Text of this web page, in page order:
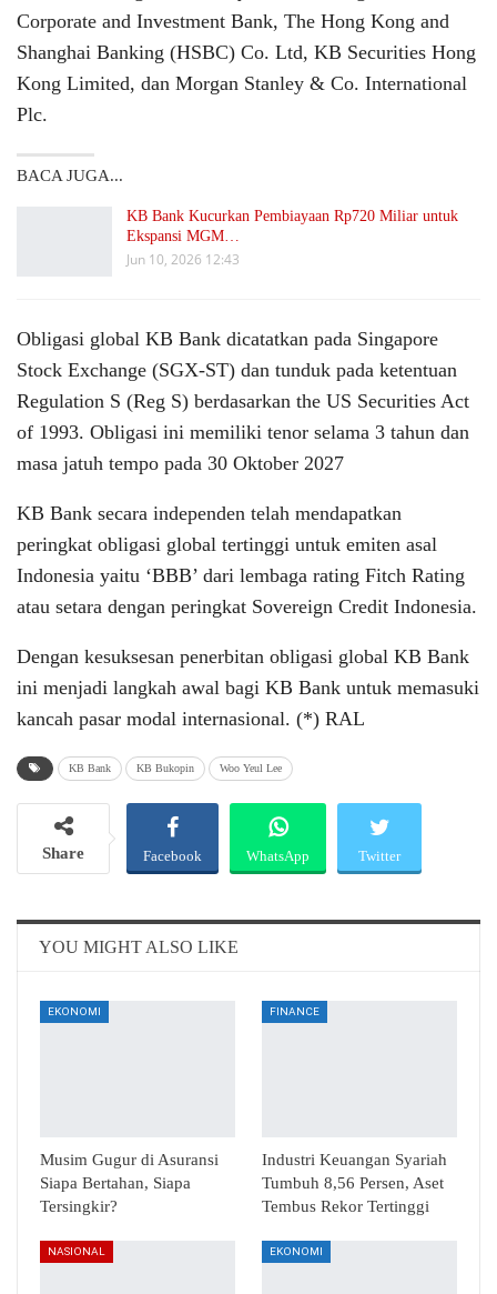
Corporate and Investment Bank, The Hong Kong and
Shanghai Banking (HSBC) Co. Ltd, KB Securities Hong
Kong Limited, dan Morgan Stanley & Co. International
Plc.
BACA JUGA...
KB Bank Kucurkan Pembiayaan Rp720 Miliar untuk
Ekspansi MGM…
Jun 10, 2026 12:43
Obligasi global KB Bank dicatatkan pada Singapore
Stock Exchange (SGX-ST) dan tunduk pada ketentuan
Regulation S (Reg S) berdasarkan the US Securities Act
of 1993. Obligasi ini memiliki tenor selama 3 tahun dan
masa jatuh tempo pada 30 Oktober 2027
KB Bank secara independen telah mendapatkan
peringkat obligasi global tertinggi untuk emiten asal
Indonesia yaitu ‘BBB’ dari lembaga rating Fitch Rating
atau setara dengan peringkat Sovereign Credit Indonesia.
Dengan kesuksesan penerbitan obligasi global KB Bank
ini menjadi langkah awal bagi KB Bank untuk memasuki
kancah pasar modal internasional. (*) RAL
KB Bank KB Bukopin Woo Yeul Lee
Share Facebook WhatsApp Twitter
Email
YOU MIGHT ALSO LIKE
EKONOMI
Musim Gugur di Asuransi
Siapa Bertahan, Siapa
Tersingkir?
FINANCE
Industri Keuangan Syariah
Tumbuh 8,56 Persen, Aset
Tembus Rekor Tertinggi
NASIONAL EKONOMI